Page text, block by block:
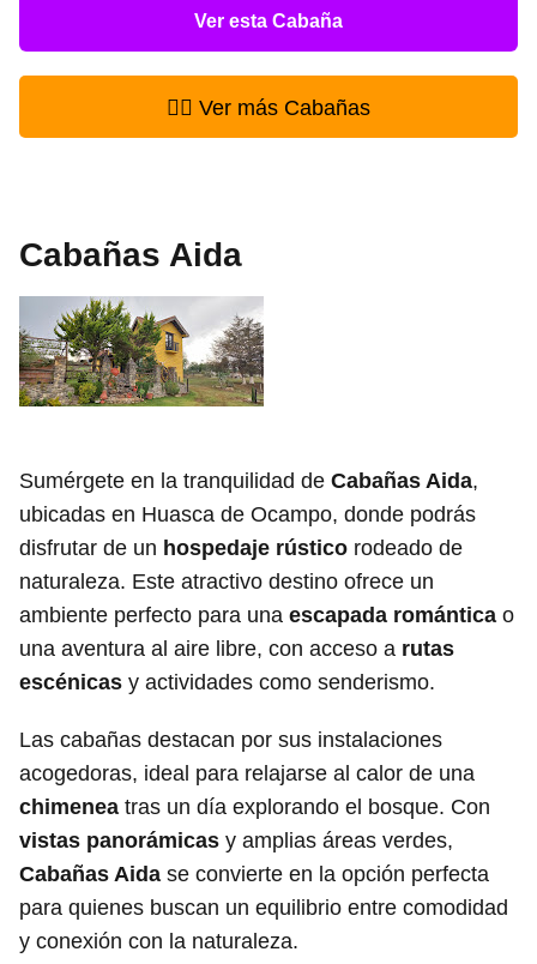
Ver esta Cabaña
👉🏻 Ver más Cabañas
Cabañas Aida
Sumérgete en la tranquilidad de Cabañas Aida,
ubicadas en Huasca de Ocampo, donde podrás
disfrutar de un hospedaje rústico rodeado de
naturaleza. Este atractivo destino ofrece un
ambiente perfecto para una escapada romántica o
una aventura al aire libre, con acceso a rutas
escénicas y actividades como senderismo.
Las cabañas destacan por sus instalaciones
acogedoras, ideal para relajarse al calor de una
chimenea tras un día explorando el bosque. Con
vistas panorámicas y amplias áreas verdes,
Cabañas Aida se convierte en la opción perfecta
para quienes buscan un equilibrio entre comodidad
y conexión con la naturaleza.